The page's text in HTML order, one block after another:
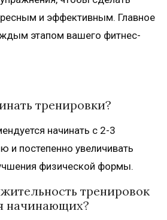
и эффективным. Главное
этапом вашего фитнес-
тренировки?
начинать с 2-3
и постепенно увеличивать
физической формы.
тренировок
начинающих?